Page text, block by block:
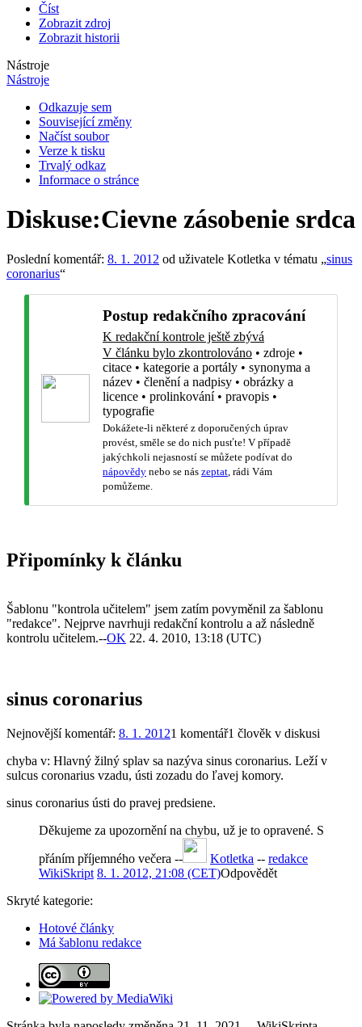
Číst
Zobrazit zdroj
Zobrazit historii
Nástroje
Nástroje
Odkazuje sem
Související změny
Načíst soubor
Verze k tisku
Trvalý odkaz
Informace o stránce
Diskuse:Cievne zásobenie srdca
Poslední komentář: 8. 1. 2012 od uživatele Kotletka v tématu „sinus
coronarius“
Postup redakčního zpracování
K redakční kontrole ještě zbývá
V článku bylo zkontrolováno • zdroje •
citace • kategorie a portály • synonyma a
název • členění a nadpisy • obrázky a
licence • prolinkování• pravopis •
typografie
Dokážete-li některé z doporučených úprav
provést, směle se do nich pusťte! V případě
jakýchkoli nejasností se můžete podívat do
nápovědy nebo se nás zeptat , rádi Vám
pomůžeme.
Připomínky k článku
Šablonu "kontrola učitelem" jsem zatím povyměnil za šablonu
"redakce". Nejprve navrhuji redakční kontrolu a až následně
kontrolu učitelem.--OK 22. 4. 2010, 13:18 (UTC)
sinus coronarius
Nejnovější komentář: 8. 1. 20121 komentář1 člověk v diskusi
chyba v: Hlavný žilný splav sa nazýva sinus coronarius. Leží v
sulcus coronarius vzadu, ústi zozadu do ľavej komory.
sinus coronarius ústi do pravej predsiene.
Děkujeme za upozornění na chybu, už je to opravené. S
přáním příjemného večera -- Kotletka -- redakce
WikiSkript 8. 1. 2012, 21:08 (CET)Odpovědět
Skryté kategorie:
Hotové články
Má šablonu redakce